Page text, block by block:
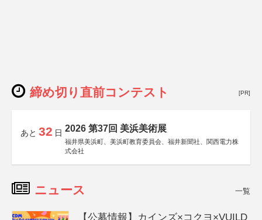
締め切り直前コンテスト [PR]
あと 32 日 2026 第37回 美浜美術展
福井県美浜町、美浜町教育委員会、福井新聞社、関西電力株
式会社
ニュース 一覧
【公募情報】カインズ×コクヨ×VUILD